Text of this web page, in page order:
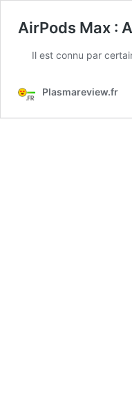
AirPods Max :
Il est connu par
Plasmareview.fr